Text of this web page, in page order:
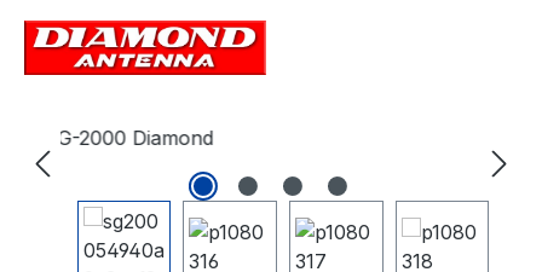
Bildergalerie überspringen